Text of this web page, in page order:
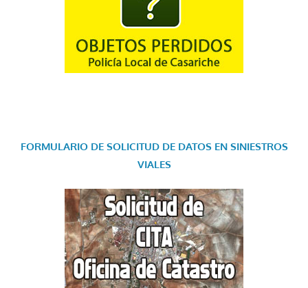
FORMULARIO DE SOLICITUD DE DATOS EN SINIESTROS
VIALES